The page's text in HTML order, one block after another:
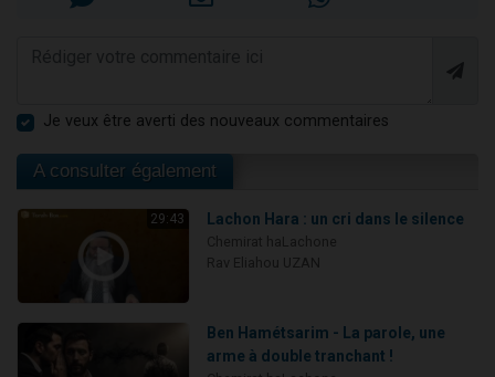
Je veux être averti des nouveaux commentaires
A consulter également
29:43 Lachon Hara : un cri dans le silence
Ben Hamétsarim - La parole, une
arme à double tranchant !